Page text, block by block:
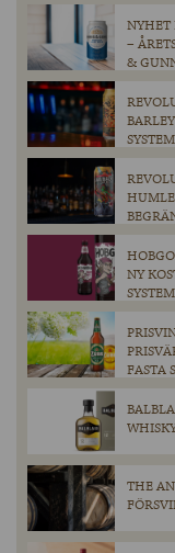
NYHET
–
&
NY
FASTA
THE